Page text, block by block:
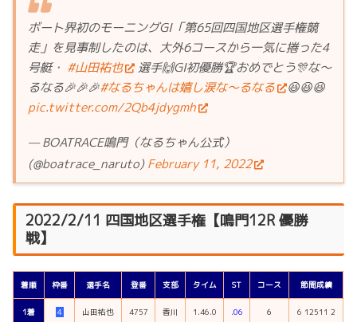
ボート界初のモーニングGI「第65回四国地区選手権競
走」を見事制したのは、大外6コースから一気に捲った4
号艇・ #山田祐也
選手🙌GI初優勝🏆おめでとう🎊な〜
るなる🎉🎉🎉#なるちゃんは嬉し涙な〜るなる
😆😆😆
pic.twitter.com/2Qb4jdygmh
— BOATRACE鳴門（なるちゃん公式）
(@boatrace_naruto)February 11, 2022
2022/2/11 四国地区選手権【鳴門12R 優勝
戦】
着順 枠番 選手名 登番 支部 タイム ST コース 節間成績
1着 ４ 山田祐也 4757 香川 1.46.0 .06 ６ 6 12511 2